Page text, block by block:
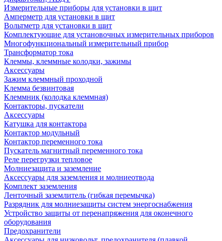
Измерительные приборы для установки в щит
Амперметр для установки в щит
Вольтметр для установки в щит
Комплектующие для установочных измерительных приборов
Многофункциональный измерительный прибор
Трансформатор тока
Клеммы, клеммные колодки, зажимы
Аксессуары
Зажим клеммный проходной
Клемма безвинтовая
Клеммник (колодка клеммная)
Контакторы, пускатели
Аксессуары
Катушка для контактора
Контактор модульный
Контактор переменного тока
Пускатель магнитный переменного тока
Реле перегрузки тепловое
Молниезащита и заземление
Аксессуары для заземления и молниеотвода
Комплект заземления
Ленточный заземлитель (гибкая перемычка)
Разрядник для молниезащиты систем энергоснабжения
Устройство защиты от перенапряжения для оконечного
оборудования
Предохранители